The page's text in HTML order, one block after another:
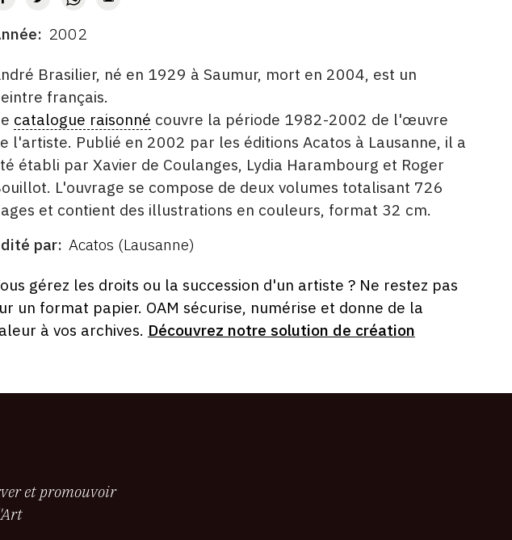
2002
Brasilier, né en 1929 à Saumur, mort en 2004, est un
français.
catalogue raisonné couvre la période 1982-2002 de l'œuvre
l'artiste. Publié en 2002 par les éditions Acatos à Lausanne, il a
établi par Xavier de Coulanges, Lydia Harambourg et Roger
L'ouvrage se compose de deux volumes totalisant 726
et contient des illustrations en couleurs, format 32 cm.
par Acatos (Lausanne)
gérez les droits ou la succession d'un artiste ? Ne restez pas
un format papier. OAM sécurise, numérise et donne de la
à vos archives. Découvrez notre solution de création
et promouvoir